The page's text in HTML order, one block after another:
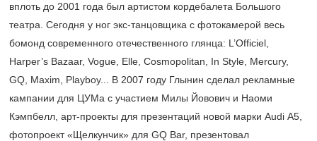
вплоть до 2001 года был артистом кордебалета Большого
театра. Сегодня у ног экс-танцовщика с фотокамерой весь
бомонд современного отечественного глянца: L’Officiel,
Harper’s Bazaar, Vogue, Elle, Cosmopolitan, In Style, Mercury,
GQ, Maxim, Playboy... В 2007 году Глынин сделал рекламные
кампании для ЦУМа с участием Милы Йовович и Наоми
Кэмпбелл, арт-проекты для презентаций новой марки Audi A5,
фотопроект «Щелкунчик» для GQ Bar, презентовал